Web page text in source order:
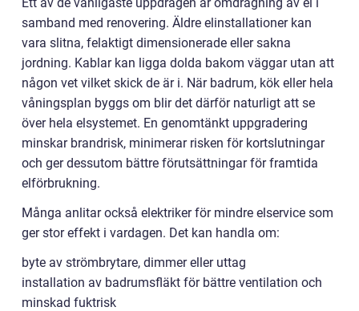
samband med renovering. Äldre elinstallationer kan
vara slitna, felaktigt dimensionerade eller sakna
jordning. Kablar kan ligga dolda bakom väggar utan att
någon vet vilket skick de är i. När badrum, kök eller hela
våningsplan byggs om blir det därför naturligt att se
över hela elsystemet. En genomtänkt uppgradering
minskar brandrisk, minimerar risken för kortslutningar
och ger dessutom bättre förutsättningar för framtida
elförbrukning.
Många anlitar också elektriker för mindre elservice som
ger stor effekt i vardagen. Det kan handla om:
byte av strömbrytare, dimmer eller uttag
installation av badrumsfläkt för bättre ventilation och
minskad fuktrisk